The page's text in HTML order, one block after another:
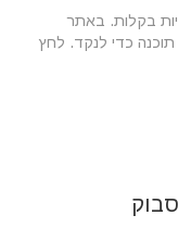
בקלות. באתר
כדי לנקד. לחץ